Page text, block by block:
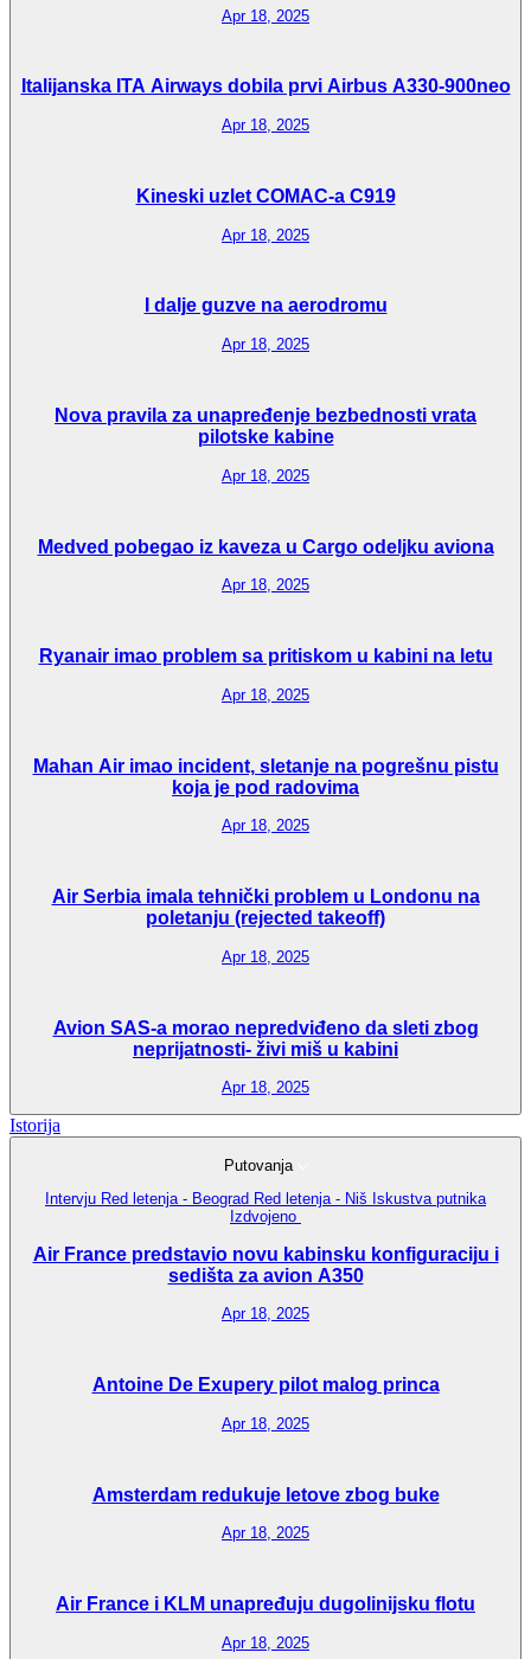
Apr 18, 2025
Italijanska ITA Airways dobila prvi Airbus A330-900neo
Apr 18, 2025
Kineski uzlet COMAC-a C919
Apr 18, 2025
I dalje guzve na aerodromu
Apr 18, 2025
Nova pravila za unapređenje bezbednosti vrata
pilotske kabine
Apr 18, 2025
Medved pobegao iz kaveza u Cargo odeljku aviona
Apr 18, 2025
Ryanair imao problem sa pritiskom u kabini na letu
Apr 18, 2025
Mahan Air imao incident, sletanje na pogrešnu pistu
koja je pod radovima
Apr 18, 2025
Air Serbia imala tehnički problem u Londonu na
poletanju (rejected takeoff)
Apr 18, 2025
Avion SAS-a morao nepredviđeno da sleti zbog
neprijatnosti- živi miš u kabini
Apr 18, 2025
Istorija
Putovanja
Intervju Red letenja - Beograd Red letenja - Niš Iskustva putnika
Izdvojeno
Air France predstavio novu kabinsku konfiguraciju i
sedišta za avion A350
Apr 18, 2025
Antoine De Exupery pilot malog princa
Apr 18, 2025
Amsterdam redukuje letove zbog buke
Apr 18, 2025
Air France i KLM unapređuju dugolinijsku flotu
Apr 18, 2025